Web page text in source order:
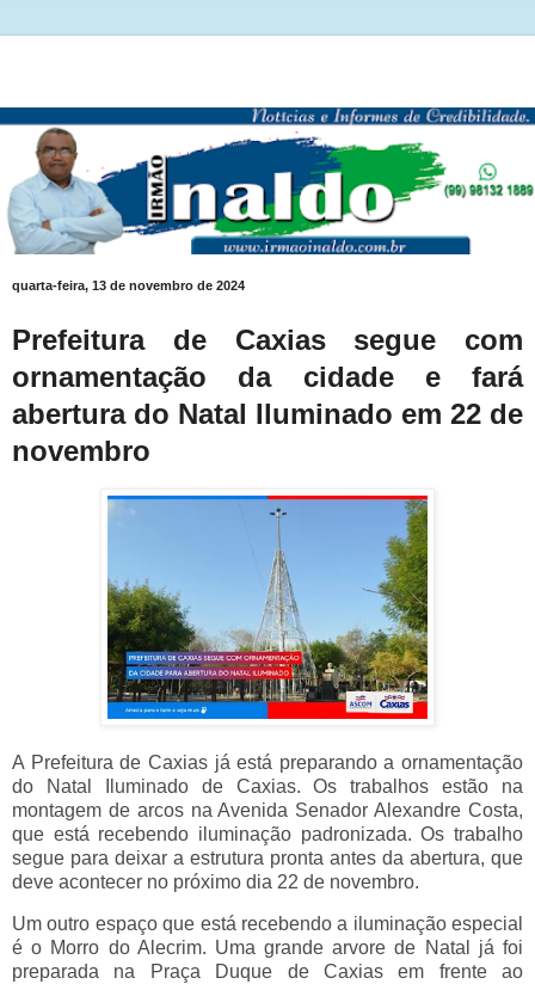
quarta-feira, 13 de novembro de 2024
Prefeitura de Caxias segue com
ornamentação da cidade e fará
abertura do Natal Iluminado em 22 de
novembro
A Prefeitura de Caxias já está preparando a ornamentação
do Natal Iluminado de Caxias. Os trabalhos estão na
montagem de arcos na Avenida Senador Alexandre Costa,
que está recebendo iluminação padronizada. Os trabalho
segue para deixar a estrutura pronta antes da abertura, que
deve acontecer no próximo dia 22 de novembro.
Um outro espaço que está recebendo a iluminação especial
é o Morro do Alecrim. Uma grande arvore de Natal já foi
preparada na Praça Duque de Caxias em frente ao